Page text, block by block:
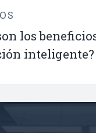
los
inteligente?